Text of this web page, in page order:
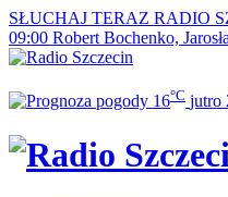
SŁUCHAJ TERAZ RADIO
09:00 Robert Bochenko,
16°C jutro